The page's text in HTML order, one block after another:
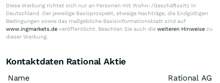
Diese Werbung richtet sich nur an Personen mit Wohn-/Geschäftssitz in
Deutschland. Der jeweilige Basisprospekt, etwaige Nachträge, die Endgültigen
Bedingungen sowie das maßgebliche Basisinformationsblatt sind auf
www.ingmarkets.de veröffentlicht. Beachten Sie auch die weiteren Hinweise zu
dieser Werbung.
Kontaktdaten Rational Aktie
Name
Rational AG